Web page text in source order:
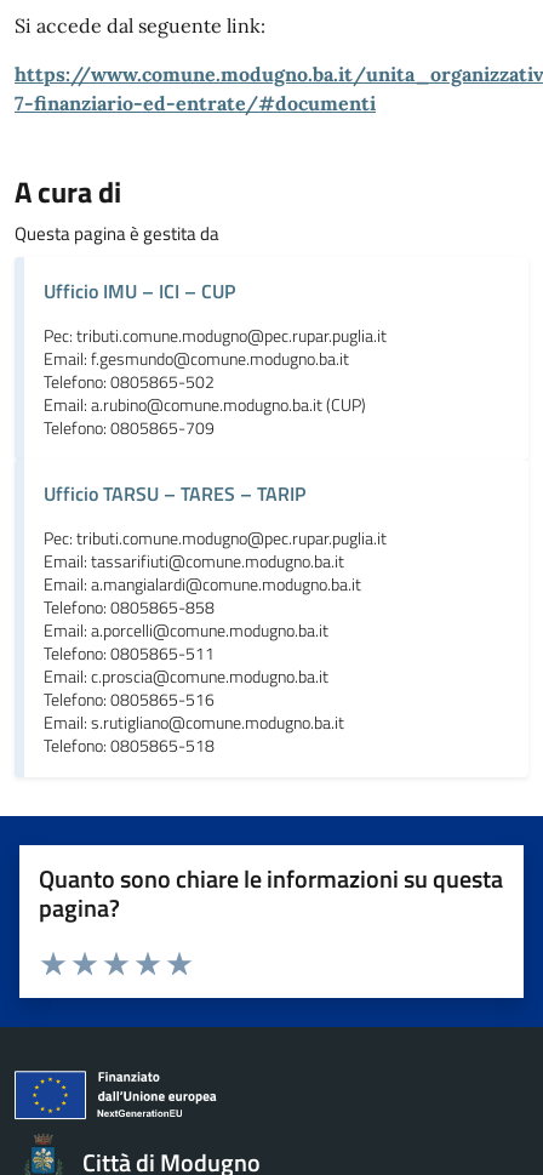
Si accede dal seguente link:
https://www.comune.modugno.ba.it/
7-finanziario-ed-entrate/#documenti
A cura di
Questa pagina è gestita da
Ufficio IMU – ICI – CUP
Pec: tributi.comune.modugno@pec.rupar.puglia.it
Email: f.gesmundo@comune.modugno.ba.it
Telefono: 0805865-502
Email: a.rubino@comune.modugno.ba.it (CUP)
Telefono: 0805865-709
Ufficio TARSU – TARES – TARIP
Pec: tributi.comune.modugno@pec.rupar.puglia.it
Email: tassarifiuti@comune.modugno.ba.it
Email: a.mangialardi@comune.modugno.ba.it
Telefono: 0805865-858
Email: a.porcelli@comune.modugno.ba.it
Telefono: 0805865-511
Email: c.proscia@comune.modugno.ba.it
Telefono: 0805865-516
Email: s.rutigliano@comune.modugno.ba.it
Telefono: 0805865-518
Quanto sono chiare le informazioni su questa
pagina?
Valuta da 1 a 5 stelle la pagina
Valuta 5 stelle su 5
Valuta 4 stelle su 5
Valuta 3 stelle su 5
Valuta 2 stelle su 5
Valuta 1 stelle su 5
Città di Modugno